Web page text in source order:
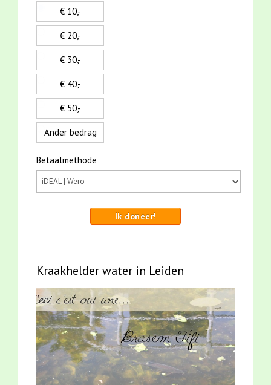
€ 10,-
€ 20,-
€ 30,-
€ 40,-
€ 50,-
Ander bedrag
Betaalmethode
Ik doneer!
Kraakhelder water in Leiden